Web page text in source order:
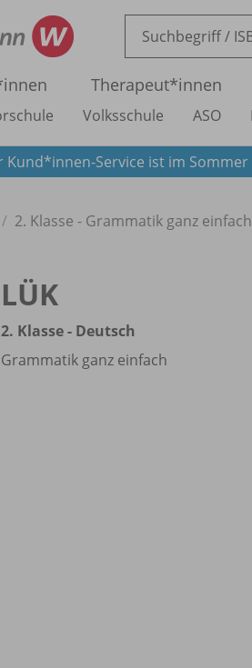
Therapeut*innen
Volksschule ASO
Kund*innen-Service ist im
2. Klasse - Grammatik ganz einfach
LÜK
2. Klasse - Deutsch
Grammatik ganz einfach